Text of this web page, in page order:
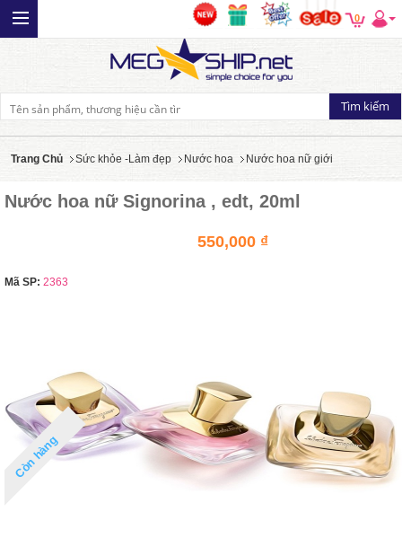
0
Trang Chủ Sức khỏe -Làm đẹp Nước hoa Nước hoa nữ giới
Nước hoa nữ Signorina , edt, 20ml
550,000 ₫
Mã SP: 2363
Còn hàng